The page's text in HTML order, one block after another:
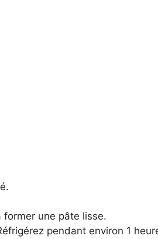
former une pâte lisse.
pendant environ 1